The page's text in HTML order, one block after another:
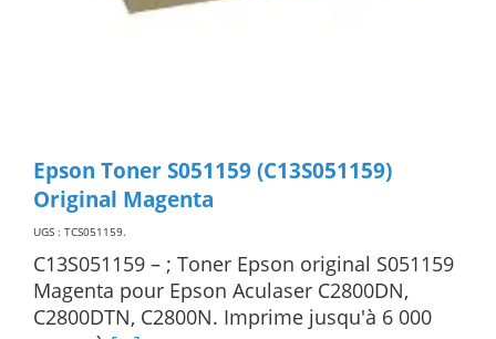
Epson Toner S051159 (C13S051159)
Original Magenta
UGS : TCS051159.
C13S051159 – ; Toner Epson original S051159
Magenta pour Epson Aculaser C2800DN,
C2800DTN, C2800N. Imprime jusqu'à 6 000